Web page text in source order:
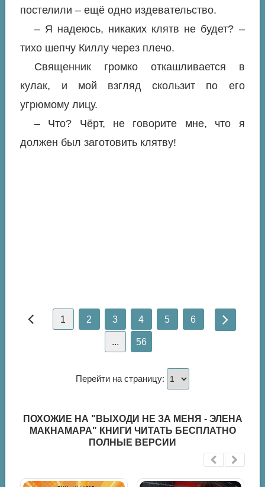
постелили – ещё одно издевательство.
– Я надеюсь, никаких клятв не будет? –
тихо шепчу Киллу через плечо.
Священник громко откашливается в
кулак, и мой взгляд скользит по его
угрюмому лицу.
– Что? Чёрт, не говорите мне, что я
должен был заготовить клятву!
1 2 3 4 5 6
... 56
Перейти на страницу:
ПОХОЖИЕ НА "ВЫХОДИ НЕ ЗА МЕНЯ - ЭЛЕНА
МАКНАМАРА" КНИГИ ЧИТАТЬ БЕСПЛАТНО
ПОЛНЫЕ ВЕРСИИ